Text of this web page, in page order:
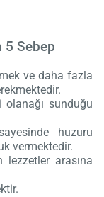
5 Sebep
ve daha fazla
olanağı sunduğu
huzuru
vermektedir.
lezzetler arasına